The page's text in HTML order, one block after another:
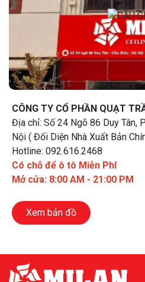
có kiểu dáng đơn giản, hiện
Chất liệu thân và cánh quạt
đồng hay thậm chí là mạ
CÔNG TY CỔ PHẦN QUẠT
Địa chỉ: Số 24 Ngõ 86 Duy Tân,
Nội ( Đối Diện Nhà Xuất Bản
Hotline: 092.616.2468
Có chỗ để ô tô Miễn Phí
Mở cửa: 8:00 AM - 21:00 PM
Xem bản đồ